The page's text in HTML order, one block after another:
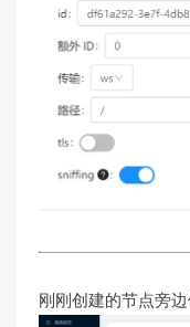
刚刚创建的节点旁